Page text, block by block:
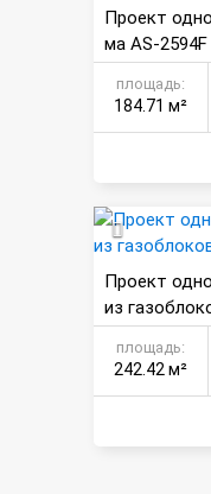
Проект
ма AS-
площадь:
184.71 м²
Проект
из
площадь:
242.42 м²